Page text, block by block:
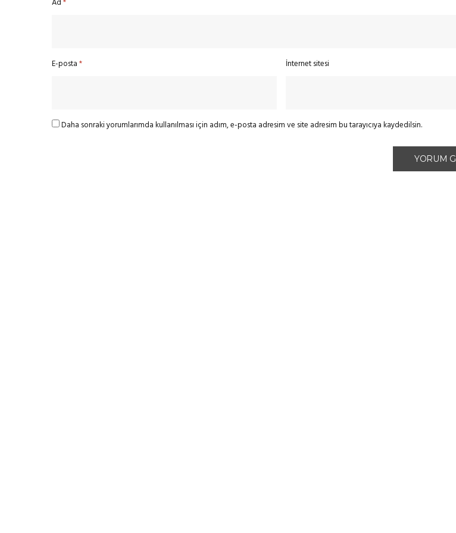
Ad*
E-posta* İnternet sitesi
Daha sonraki yorumlarımda kullanılması için adım, e-posta adresim ve site adresim bu tarayıcıya kaydedilsin.